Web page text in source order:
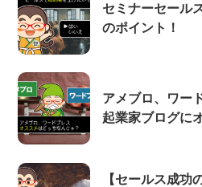
セミナーセール
のポイント！
アメブロ、ワー
起業家ブログに
【セールス成功